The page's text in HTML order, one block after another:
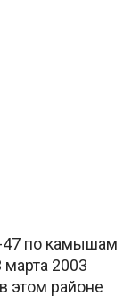
47 по камышам
марта 2003
этом районе